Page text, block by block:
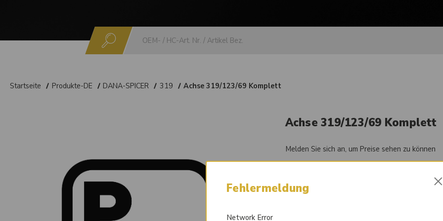
Startseite Produkte-DE DANA-SPICER 319 Achse 319/123/69 Komplett
Achse 319/123/69 Komplett
Melden Sie sich an, um Preise sehen zu können
84054862
Fehlermeldung
Network Error